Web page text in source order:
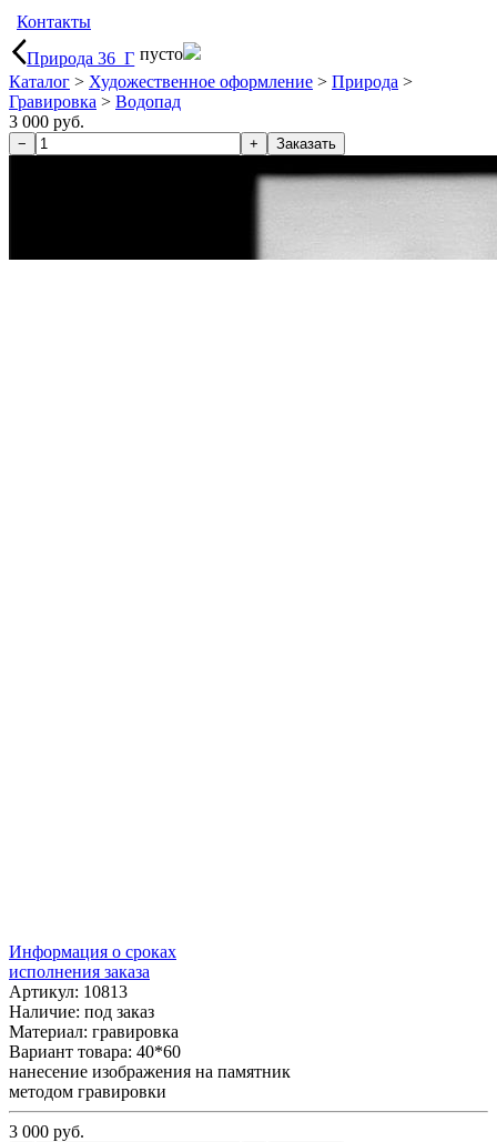
Контакты
Природа 36_Г пусто
Каталог > Художественное оформление > Природа >
Гравировка > Водопад
3 000 руб.
Информация о сроках
исполнения заказа
Артикул: 10813
Наличие: под заказ
Материал: гравировка
Вариант товара: 40*60
нанесение изображения на памятник
методом гравировки
3 000 руб.